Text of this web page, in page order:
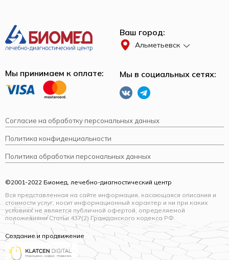
Ваш город:
Альметьевск
Мы принимаем к оплате: Мы в социальных сетях:
©2001-2022 Биомед, лечебно-диагностический центр
Вся представленная на сайте информация, касающаяся описания и
стоимости услуг, носит информационный характер и ни при каких
условиях не является публичной офертой, определяемой
положениями Статьи 437(2) Гражданского кодекса РФ.
Создание и продвижение
Согласие на обработку персональных данных
Политика конфиденциальности
Политика обработки персональных данных